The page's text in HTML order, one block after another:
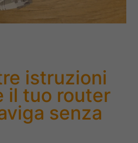
istruzioni
il tuo router
senza